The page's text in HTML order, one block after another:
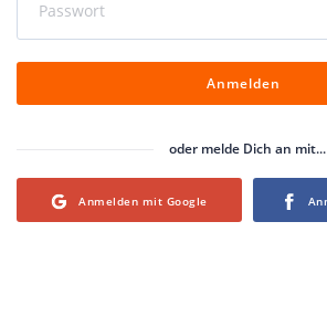
Passwort
Anmelden
oder melde Dich an mit...
Login with Google